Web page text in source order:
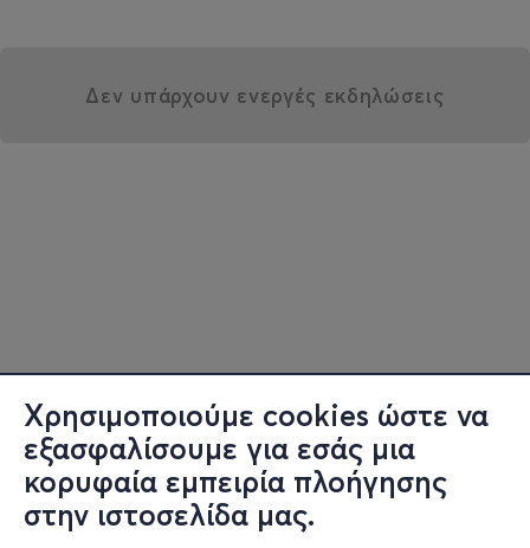
Χρησιμοποιούμε cookies ώστε να
εξασφαλίσουμε για εσάς μια
κορυφαία εμπειρία πλοήγησης
στην ιστοσελίδα μας.
Δεν υπάρχουν ενεργές εκδηλώσεις